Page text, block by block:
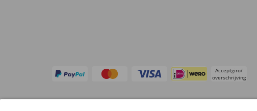
Acceptgiro/
overschrijving